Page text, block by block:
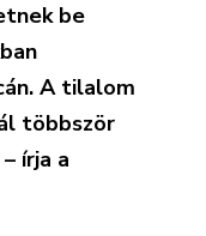
be
A tilalom
többször
írja a